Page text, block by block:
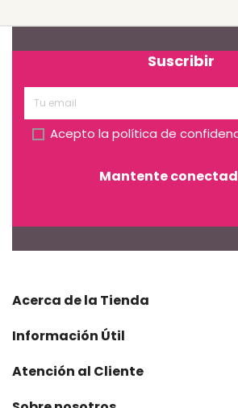
Suscribir
Acepto la política de
Mantente
Acerca de la Tienda
Información Útil
Atención al Cliente